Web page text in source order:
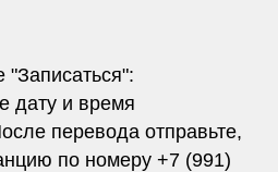
"Записаться":
дату и время
перевода отправьте,
по номеру +7 (991)